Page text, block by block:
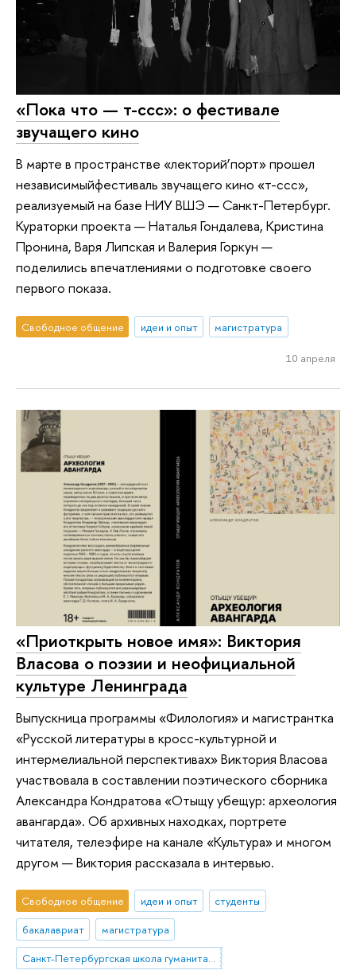
«Пока что — т-ссс»: о фестивале
звучащего кино
В марте в пространстве «лекторий’порт» прошел
независимыйфестиваль звучащего кино «т-ссс»,
реализуемый на базе НИУ ВШЭ — Санкт-Петербург.
Кураторки проекта — Наталья Гондалева, Кристина
Пронина, Варя Липская и Валерия Горкун —
поделились впечатлениями о подготовке своего
первого показа.
Свободное общение идеи и опыт магистратура
10 апреля
«Приоткрыть новое имя»: Виктория
Власова о поэзии и неофициальной
культуре Ленинграда
Выпускница программы «Филология» и магистрантка
«Русской литературы в кросс-культурной и
интермелиальной перспективах» Виктория Власова
участвовала в составлении поэтического сборника
Александра Кондратова «Отыщу убещур: археология
авангарда». Об архивных находках, портрете
читателя, телеэфире на канале «Культура» и многом
другом — Виктория рассказала в интервью.
Свободное общение идеи и опыт
студенты
бакалавриат
магистратура
Санкт-Петербургская школа гуманитарных наук и искусств